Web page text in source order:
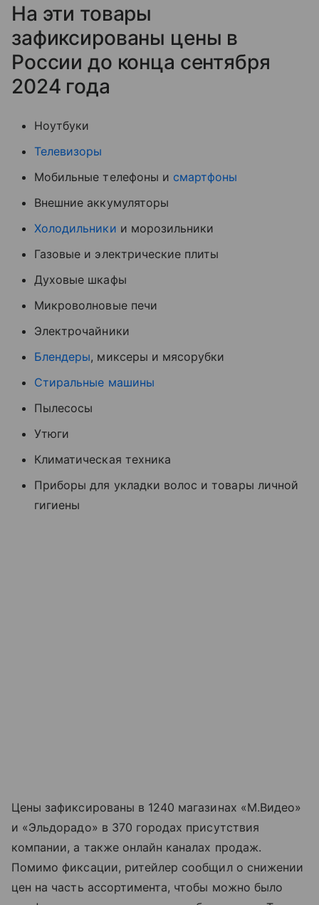
На эти товары
зафиксированы цены в
России до конца сентября
2024 года
Ноутбуки
Телевизоры
Мобильные телефоны и смартфоны
Внешние аккумуляторы
Холодильники и морозильники
Газовые и электрические плиты
Духовые шкафы
Микроволновые печи
Электрочайники
Блендеры, миксеры и мясорубки
Стиральные машины
Пылесосы
Утюги
Климатическая техника
Приборы для укладки волос и товары личной
гигиены
Цены зафиксированы в 1240 магазинах «М.Видео»
и «Эльдорадо» в 370 городах присутствия
компании, а также онлайн каналах продаж.
Помимо фиксации, ритейлер сообщил о снижении
цен на часть ассортимента, чтобы можно было